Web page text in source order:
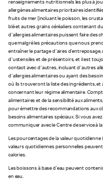
renseignements nutritionnels les plus à
allergènes alimentaires prioritaires
fruits de mer [incluant le poisson, les
blé et autres grains céréaliers contenant
d'allergies alimentaires puissent faire des
que malgré les précautions que nous
entraîner le partage d'aires
d'ustensiles et de présentoirs, et il est
contact avec d'autres, incluant d'autres
d'allergies alimentaires ou ayant des
où ils trouveront la liste des ingrédients,
concernant leur régime alimentaire.
alimentaires et de la sensibilité aux
pour émettre des recommandations aux
besoins alimentaires spéciaux. Si vous
communiquer avec le Centre de service à
Les pourcentages de la valeur quotidienne
valeurs quotidiennes personnelles
calories.
Les boissons à base d'eau peuvent
en eau.